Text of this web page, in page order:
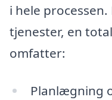
i hele
tjenester, en
omfatter:
Planlægning